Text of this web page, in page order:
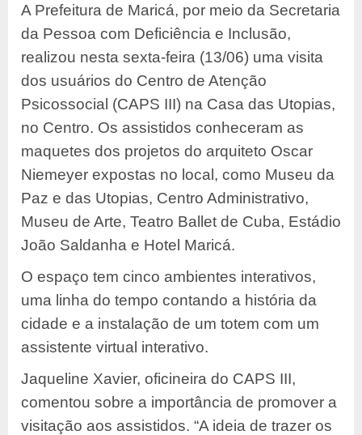
A Prefeitura de Maricá, por meio da Secretaria
da Pessoa com Deficiência e Inclusão,
realizou nesta sexta-feira (13/06) uma visita
dos usuários do Centro de Atenção
Psicossocial (CAPS III) na Casa das Utopias,
no Centro. Os assistidos conheceram as
maquetes dos projetos do arquiteto Oscar
Niemeyer expostas no local, como Museu da
Paz e das Utopias, Centro Administrativo,
Museu de Arte, Teatro Ballet de Cuba, Estádio
João Saldanha e Hotel Maricá.
O espaço tem cinco ambientes interativos,
uma linha do tempo contando a história da
cidade e a instalação de um totem com um
assistente virtual interativo.
Jaqueline Xavier, oficineira do CAPS III,
comentou sobre a importância de promover a
visitação aos assistidos. “A ideia de trazer os